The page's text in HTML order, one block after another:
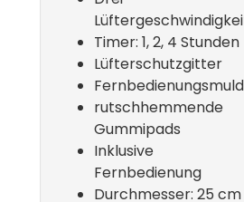
Timer: 1, 2, 4 Stunden
Lüfterschutzgitter
rutschhemmende
Gummipads
Inklusive
Fernbedienung
Durchmesser: 25 cm